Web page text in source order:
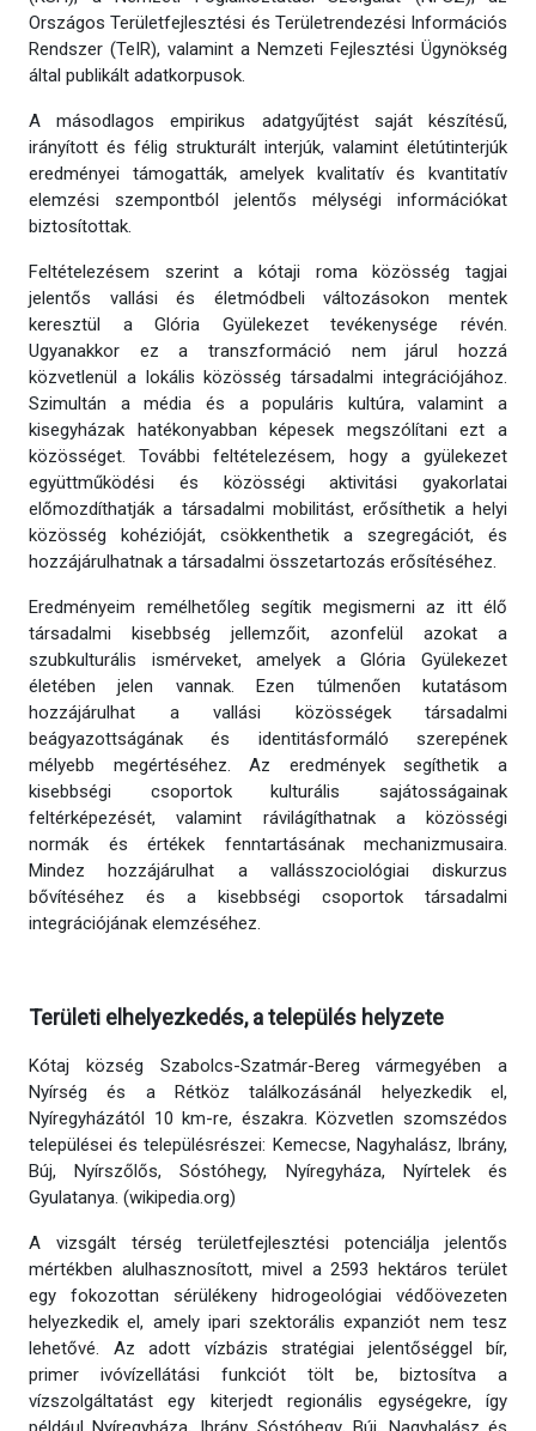
Országos Területfejlesztési és Területrendezési Információs
Rendszer (TeIR), valamint a Nemzeti Fejlesztési Ügynökség
által publikált adatkorpusok.
A másodlagos empirikus adatgyűjtést saját készítésű,
irányított és félig strukturált interjúk, valamint életútinterjúk
eredményei támogatták, amelyek kvalitatív és kvantitatív
elemzési szempontból jelentős mélységi információkat
biztosítottak.
Feltételezésem szerint a kótaji roma közösség tagjai
jelentős vallási és életmódbeli változásokon mentek
keresztül a Glória Gyülekezet tevékenysége révén.
Ugyanakkor ez a transzformáció nem járul hozzá
közvetlenül a lokális közösség társadalmi integrációjához.
Szimultán a média és a populáris kultúra, valamint a
kisegyházak hatékonyabban képesek megszólítani ezt a
közösséget. További feltételezésem, hogy a gyülekezet
együttműködési és közösségi aktivitási gyakorlatai
előmozdíthatják a társadalmi mobilitást, erősíthetik a helyi
közösség kohézióját, csökkenthetik a szegregációt, és
hozzájárulhatnak a társadalmi összetartozás erősítéséhez.
Eredményeim remélhetőleg segítik megismerni az itt élő
társadalmi kisebbség jellemzőit, azonfelül azokat a
szubkulturális ismérveket, amelyek a Glória Gyülekezet
életében jelen vannak. Ezen túlmenően kutatásom
hozzájárulhat a vallási közösségek társadalmi
beágyazottságának és identitásformáló szerepének
mélyebb megértéséhez. Az eredmények segíthetik a
kisebbségi csoportok kulturális sajátosságainak
feltérképezését, valamint rávilágíthatnak a közösségi
normák és értékek fenntartásának mechanizmusaira.
Mindez hozzájárulhat a vallásszociológiai diskurzus
bővítéséhez és a kisebbségi csoportok társadalmi
integrációjának elemzéséhez.
Területi elhelyezkedés, a település helyzete
Kótaj község Szabolcs-Szatmár-Bereg vármegyében a
Nyírség és a Rétköz találkozásánál helyezkedik el,
Nyíregyházától 10 km-re, északra. Közvetlen szomszédos
települései és településrészei: Kemecse, Nagyhalász, Ibrány,
Búj, Nyírszőlős, Sóstóhegy, Nyíregyháza, Nyírtelek és
Gyulatanya. (wikipedia.org)
A vizsgált térség területfejlesztési potenciálja jelentős
mértékben alulhasznosított, mivel a 2593 hektáros terület
egy fokozottan sérülékeny hidrogeológiai védőövezeten
helyezkedik el, amely ipari szektorális expanziót nem tesz
lehetővé. Az adott vízbázis stratégiai jelentőséggel bír,
primer ivóvízellátási funkciót tölt be, biztosítva a
vízszolgáltatást egy kiterjedt regionális egységekre, így